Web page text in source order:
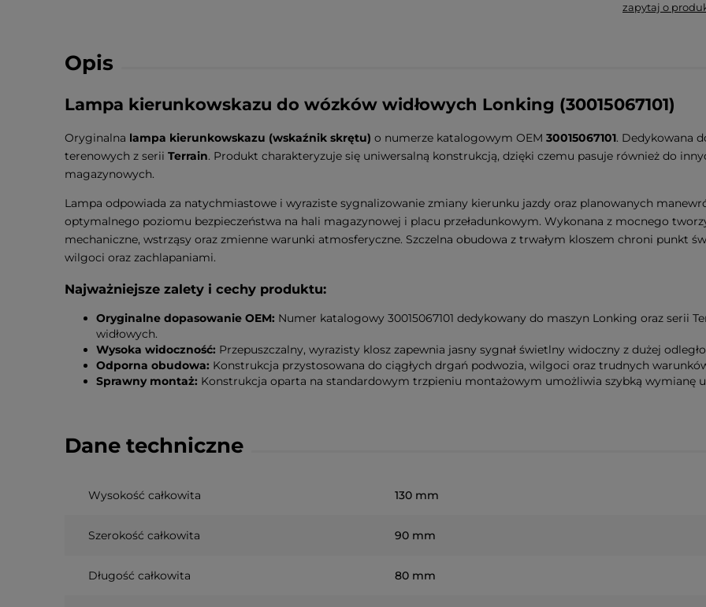
zapytaj o
Opis
Lampa kierunkowskazu do wózków widłowych Lonking (30015067101)
Oryginalna lampa kierunkowskazu (wskaźnik skrętu) o numerze katalogowym OEM 30015067101. Dedykowana
terenowych z serii Terrain. Produkt charakteryzuje się uniwersalną konstrukcją, dzięki czemu pasuje również do
magazynowych.
Lampa odpowiada za natychmiastowe i wyraziste sygnalizowanie zmiany kierunku jazdy oraz planowanych
optymalnego poziomu bezpieczeństwa na hali magazynowej i placu przeładunkowym. Wykonana z mocnego
mechaniczne, wstrząsy oraz zmienne warunki atmosferyczne. Szczelna obudowa z trwałym kloszem chroni punkt
wilgoci oraz zachlapaniami.
Najważniejsze zalety i cechy produktu:
Oryginalne dopasowanie OEM: Numer katalogowy 30015067101 dedykowany do maszyn Lonking oraz serii
widłowych.
Wysoka widoczność: Przepuszczalny, wyrazisty klosz zapewnia jasny sygnał świetlny widoczny z dużej
Odporna obudowa: Konstrukcja przystosowana do ciągłych drgań podwozia, wilgoci oraz trudnych
Sprawny montaż: Konstrukcja oparta na standardowym trzpieniu montażowym umożliwia szybką wymianę
Dane techniczne
Wysokość całkowita 130 mm
Szerokość całkowita 90 mm
Długość całkowita 80 mm